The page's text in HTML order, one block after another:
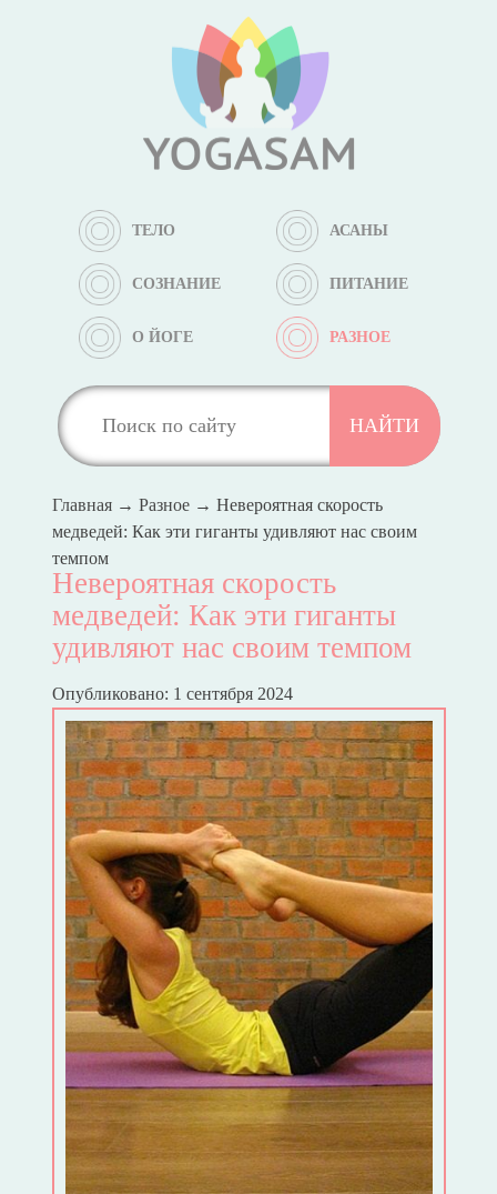
ТЕЛО АСАНЫ
СОЗНАНИЕ ПИТАНИЕ
О ЙОГЕ РАЗНОЕ
Главная→ Разное→ Невероятная скорость
медведей: Как эти гиганты удивляют нас своим
темпом
Невероятная скорость
медведей: Как эти гиганты
удивляют нас своим темпом
Опубликовано: 1 сентября 2024